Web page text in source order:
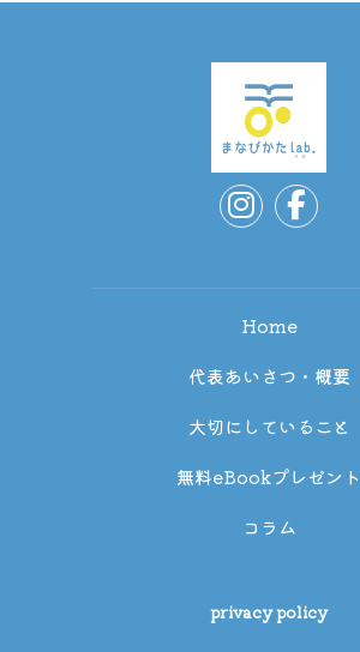
Home
代表あいさつ・概要
大切にしていること
無料eBookプレゼント
コラム
privacy policy